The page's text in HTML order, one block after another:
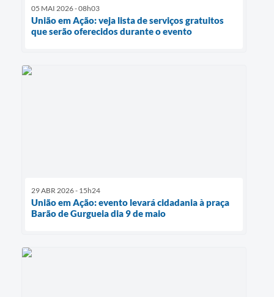
05 MAI 2026 - 08h03
União em Ação: veja lista de serviços gratuitos
que serão oferecidos durante o evento
29 ABR 2026 - 15h24
União em Ação: evento levará cidadania à praça
Barão de Gurgueia dia 9 de maio